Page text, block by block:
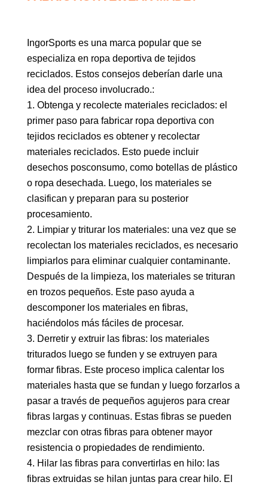
IngorSports es una marca popular que se
especializa en ropa deportiva de tejidos
reciclados. Estos consejos deberían darle una
idea del proceso involucrado.:
1. Obtenga y recolecte materiales reciclados: el
primer paso para fabricar ropa deportiva con
tejidos reciclados es obtener y recolectar
materiales reciclados. Esto puede incluir
desechos posconsumo, como botellas de plástico
o ropa desechada. Luego, los materiales se
clasifican y preparan para su posterior
procesamiento.
2. Limpiar y triturar los materiales: una vez que se
recolectan los materiales reciclados, es necesario
limpiarlos para eliminar cualquier contaminante.
Después de la limpieza, los materiales se trituran
en trozos pequeños. Este paso ayuda a
descomponer los materiales en fibras,
haciéndolos más fáciles de procesar.
3. Derretir y extruir las fibras: los materiales
triturados luego se funden y se extruyen para
formar fibras. Este proceso implica calentar los
materiales hasta que se fundan y luego forzarlos a
pasar a través de pequeños agujeros para crear
fibras largas y continuas. Estas fibras se pueden
mezclar con otras fibras para obtener mayor
resistencia o propiedades de rendimiento.
4. Hilar las fibras para convertirlas en hilo: las
fibras extruidas se hilan juntas para crear hilo. El